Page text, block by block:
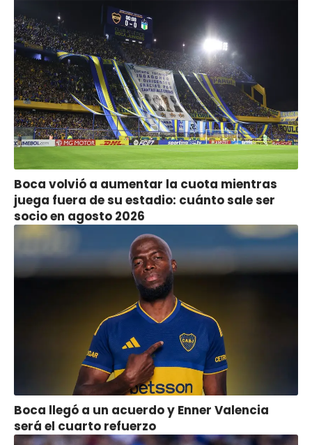
Boca volvió a aumentar la cuota mientras
juega fuera de su estadio: cuánto sale ser
socio en agosto 2026
Boca llegó a un acuerdo y Enner Valencia
será el cuarto refuerzo